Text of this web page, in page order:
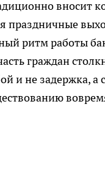
вносит
праздничные
ритм работы
граждан
и не задержка,